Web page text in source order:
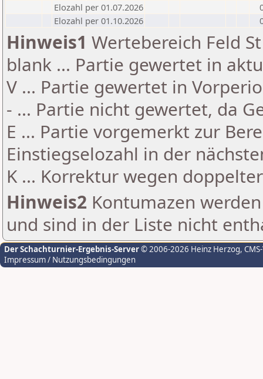
Elozahl per 01.07.2026
Elozahl per 01.10.2026
Hinweis1 Wertebereich Feld
blank ... Partie gewertet in
V ... Partie gewertet in
- ... Partie nicht gewertet, da
E ... Partie vorgemerkt zur
Einstiegselozahl in der
K ... Korrektur wegen
Hinweis2 Kontumazen
und sind in der Liste nicht
Der Schachturnier-Ergebnis-Server© 2006-2026 Heinz Herzog,
Impressum / Nutzungsbedingungen